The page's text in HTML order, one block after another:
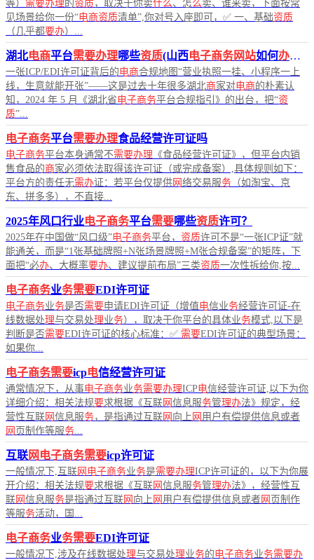
等） 需要办理 的资质，取决于你卖什么、怎么卖、谁来卖，下面按常
见场景给你一份“电商资质清单”,你对号入座即可，✅ 一、基础资质
（几乎都要办）...
湖北电商平台需要办理哪些资质(山西电子商务网站如何办理
一张ICP/EDI许可证背后的电商合规地图“营业执照一挂、小程序一上
线，生意就能开张”——这是过去十年很多湖北商家对电商的朴素认
知，2024 年 5 月《湖北省电子商务平台合规指引》的出台，把“资
质”...
电子商务平台需要办理食品经营许可证吗
电子商务平台本身通常不需要办理 《食品经营许可证》，但平台内销
售食品的商家必须依法取得该许可证（或完成备案）,具体规则如下：
平台方的责任无需办证：若平台仅提供网 络交易服务 （如淘宝、京
东、拼多多），不直接...
2025年风口行业电子商务平台需要哪些资质许可？
2025年在中国做“风口级”电子商务平台， 资质许可不是“一张ICP证”就
能通关，而是“1张基础牌照+N张场景牌照+M张合规备案”的矩阵，下
面把“必办、大概率要办、建议提前布局”三类资质一次性拆给你,按...
电子商务业务需要EDI许可证
电子商务业务是否需要申请EDI许可证（增值电信业务经营许可证-在
线数据处理与交易处理业务），取决于你平台的具体业务模式,以下是
判断是否需要EDI许可证的核心标准：✅ 需要EDI许可证的典型场景：
如果你...
电子商务需要icp电信经营许可证
通常情况下，从事电子商务业务需要办理ICP电信经营许可证,以下为你
详细介绍：相关法规要求根据《互联网 信息服务管理办法》规定，经
营性互联网 信息服务，是指通过互联网 向上 网 用户有偿提供信息或者
网 页制作等服务...
互联网电子商务需要icp许可证
一般情况下,互联网电子商务业务是需要办理ICP许可证的，以下为你展
开介绍：相关法规要求根据《互联网 信息服务管理办法》，经营性互
联网 信息服务是指通过互联网 向上 网 用户有偿提供信息或者网 页制作
等服务活动，国...
电子商务业务需要EDI许可证
一般情况下,涉及在线数据处理与交易处理业务的电子商务业务需要办